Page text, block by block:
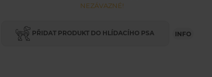
NEZÁVAZNÉ!
PŘIDAT PRODUKT DO HLÍDACÍHO PSA INFO